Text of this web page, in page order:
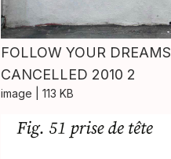
FOLLOW YOUR DREAMS
CANCELLED 2010 2
image | 113 KB